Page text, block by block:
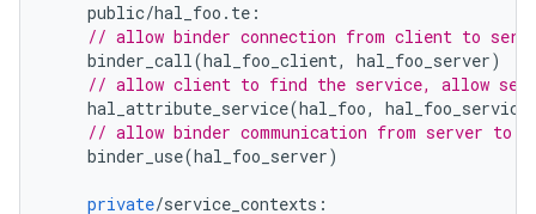
public/hal_foo . te :
// allow binder connection from client to
binder_call(hal_foo_client, hal_foo_server)
// allow client to find the service, allow
hal_attribute_service(hal_foo, hal_foo_service
// allow binder communication from server to
binder_use(hal_foo_server)
private/service_contexts :